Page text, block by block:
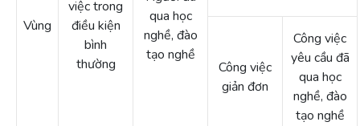
Vùng
việc trong
điều kiện
bình
thường
qua học
nghề, đào
tạo nghề
Công việc
giản đơn
Công việc
yêu cầu đã
qua học
nghề, đào
tạo nghề